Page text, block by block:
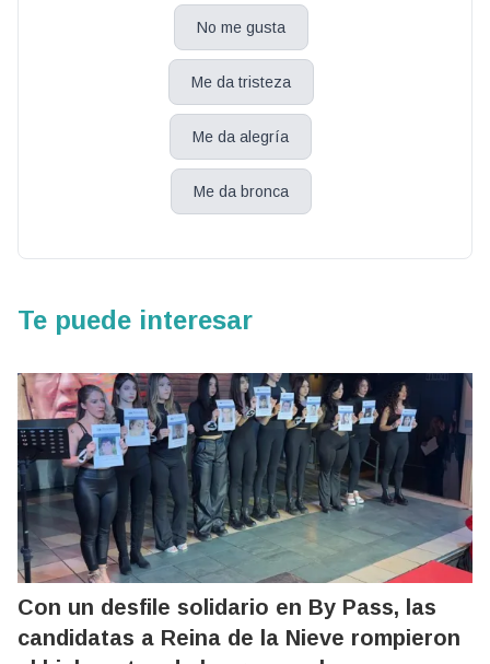
No me gusta
Me da tristeza
Me da alegría
Me da bronca
Te puede interesar
Con un desfile solidario en By Pass, las
candidatas a Reina de la Nieve rompieron